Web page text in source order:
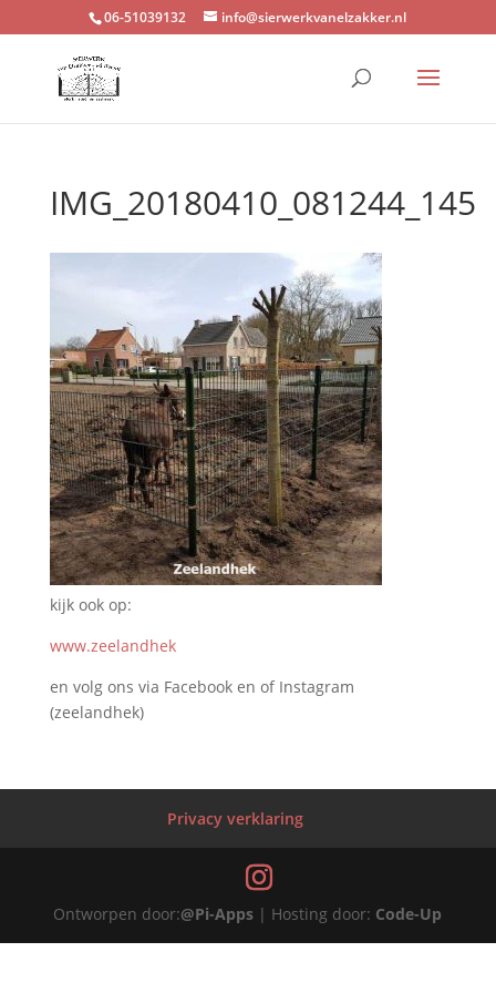
06-51039132 info@sierwerkvanelzakker.nl
IMG_20180410_081244_145
kijk ook op:
www.zeelandhek
en volg ons via Facebook en of Instagram
(zeelandhek)
Privacy verklaring
Ontworpen door:@Pi-Apps | Hosting door: Code-Up